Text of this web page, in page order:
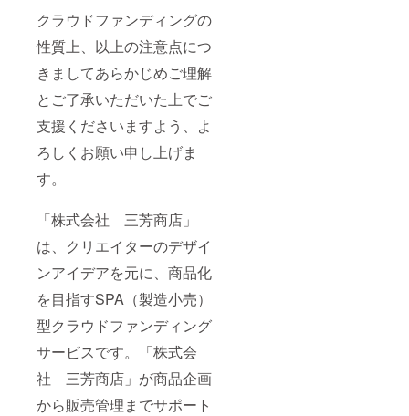
クラウドファンディングの
性質上、以上の注意点につ
きましてあらかじめご理解
とご了承いただいた上でご
支援くださいますよう、よ
ろしくお願い申し上げま
す。
「株式会社 三芳商店」
は、クリエイターのデザイ
ンアイデアを元に、商品化
を目指すSPA（製造小売）
型クラウドファンディング
サービスです。「株式会
社 三芳商店」が商品企画
から販売管理までサポート